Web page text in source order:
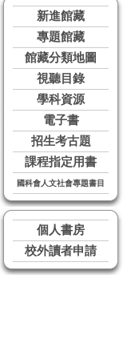
新進館藏
專題館藏
館藏分類地圖
視聽目錄
學科資源
電子書
招生考古題
課程指定用書
國科會人文社會專題書目
個人書房
校外讀者申請